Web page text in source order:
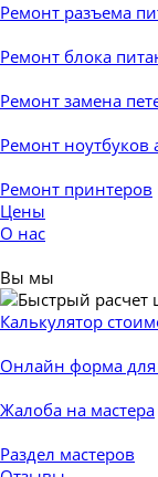
Ремонт разъема
Ремонт блока
Ремонт замена
Ремонт ноутбуков
Ремонт принтеров
Цены
О нас
Вы мы
Калькулятор
Онлайн форма для
Жалоба на мастера
Раздел мастеров